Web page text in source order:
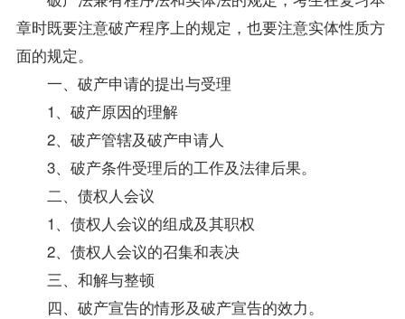
章时既要注意破产程序上的规定，也要注意实体性质方
面的规定。
一、破产申请的提出与受理
1、破产原因的理解
2、破产管辖及破产申请人
3、破产条件受理后的工作及法律后果。
二、债权人会议
1、债权人会议的组成及其职权
2、债权人会议的召集和表决
三、和解与整顿
四、破产宣告的情形及破产宣告的效力。